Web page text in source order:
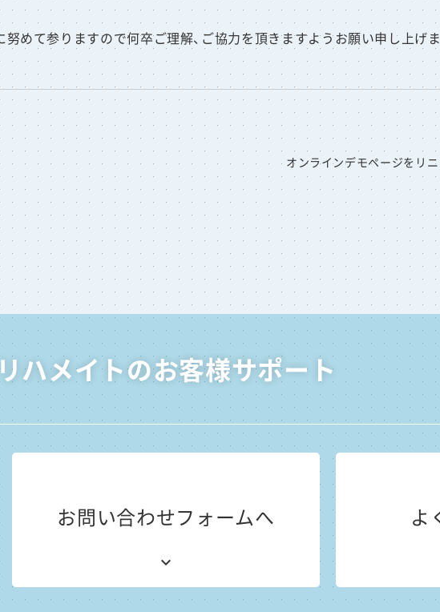
めて参りますので何卒ご理解、ご協力を頂きますようお願い申し上げま
オンラインデモページをリ
リハメイトのお客様サポート
お問い合わせフォームへ よ